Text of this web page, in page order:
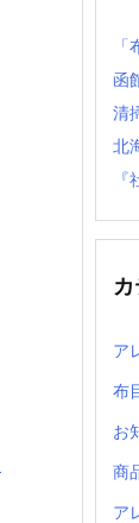
函
清
北
ア
布
お
商
ア